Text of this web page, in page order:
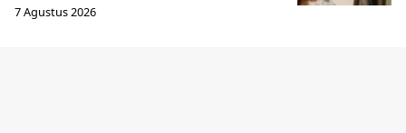
7 Agustus 2026